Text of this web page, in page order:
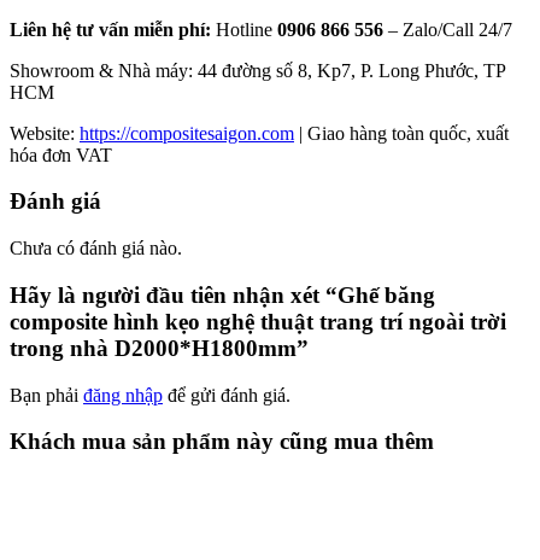
Liên hệ tư vấn miễn phí: Hotline 0906 866 556 – Zalo/Call 24/7
Showroom & Nhà máy: 44 đường số 8, Kp7, P. Long Phước, TP
HCM
Website: https://compositesaigon.com | Giao hàng toàn quốc, xuất
hóa đơn VAT
Đánh giá
Chưa có đánh giá nào.
Hãy là người đầu tiên nhận xét “Ghế băng
composite hình kẹo nghệ thuật trang trí ngoài trời
trong nhà D2000*H1800mm”
Bạn phải đăng nhập để gửi đánh giá.
Khách mua sản phẩm này cũng mua thêm